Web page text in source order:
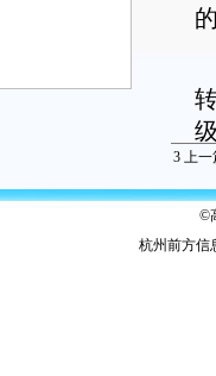
3 上一
©
杭州前方信